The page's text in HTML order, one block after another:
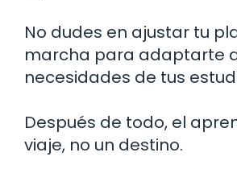
No dudes en ajustar tu
marcha para adaptarte
necesidades de tus
Después de todo, el
viaje, no un destino.